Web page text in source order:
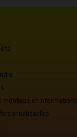
montage et informations